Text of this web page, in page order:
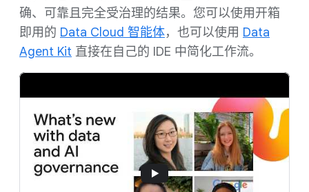
确、可靠且完全受治理的结果。您可以使用开箱
即用的 Data Cloud 智能体，也可以使用 Data
Agent Kit 直接在自己的 IDE 中简化工作流。